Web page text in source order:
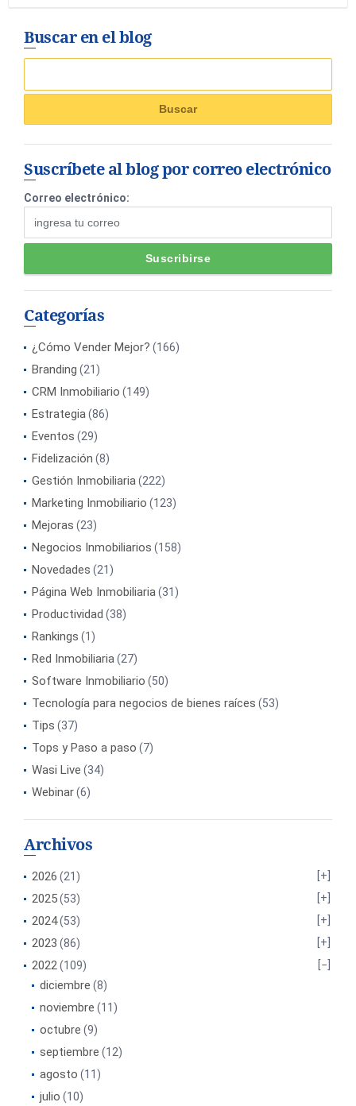
Buscar en el blog
Suscríbete al blog por correo electrónico
Correo electrónico:
Categorías
¿Cómo Vender Mejor? (166)
Branding (21)
CRM Inmobiliario (149)
Estrategia(86)
Eventos (29)
Fidelización (8)
Gestión Inmobiliaria(222)
Marketing Inmobiliario (123)
Mejoras (23)
Negocios Inmobiliarios (158)
Novedades (21)
Página Web Inmobiliaria(31)
Productividad (38)
Rankings (1)
Red Inmobiliaria(27)
Software Inmobiliario (50)
Tecnología para negocios de bienes raíces (53)
Tips (37)
Tops y Paso a paso (7)
Wasi Live (34)
Webinar(6)
Archivos
2026 (21)
2025(53)
2024(53)
2023 (86)
2022(109)
diciembre (8)
noviembre (11)
octubre (9)
septiembre (12)
agosto (11)
julio (10)